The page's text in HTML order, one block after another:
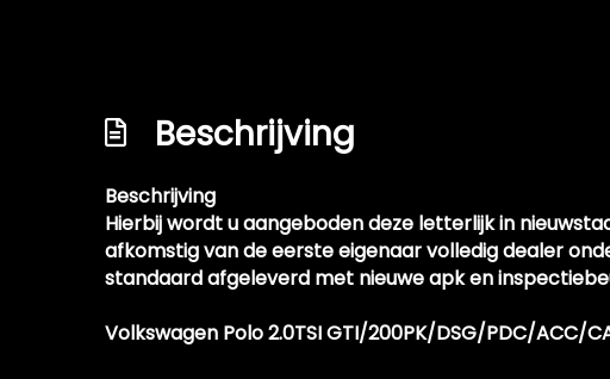
Stuurbekrachtiging snelheidsafhankelijk
Zwarte hemel
Beschrijving
Beschrijving
Hierbij wordt u aangeboden deze letterlijk in
afkomstig van de eerste eigenaar volledig dealer
standaard afgeleverd met nieuwe apk en
Volkswagen Polo 2.0TSI GTI/200PK/DSG/PDC/ACC/